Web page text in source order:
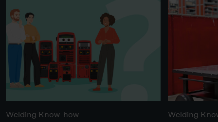
Welding Know-how
Welding